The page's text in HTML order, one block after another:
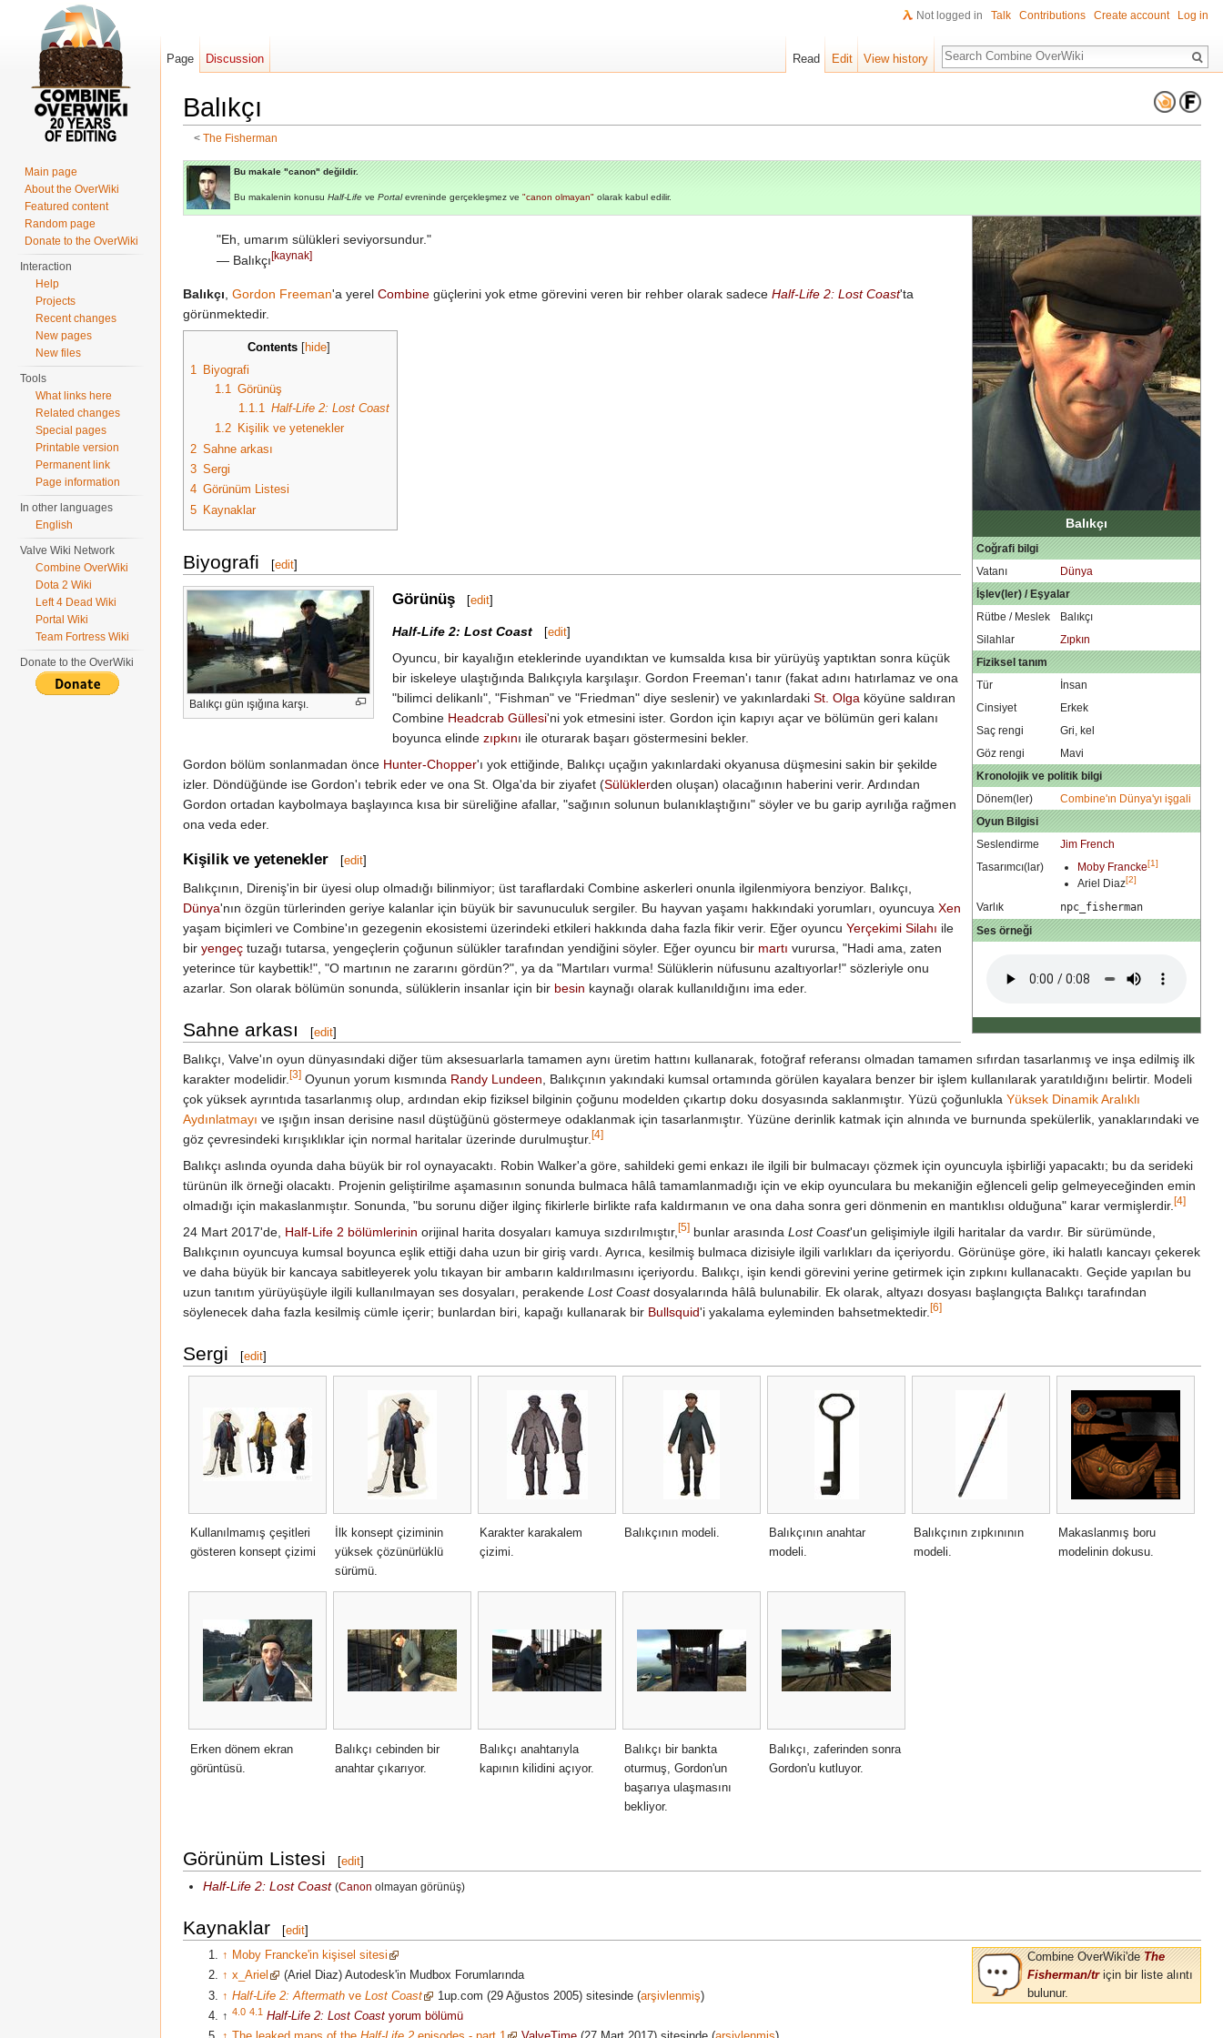
Balıkçı
< The Fisherman
Bu makale "canon" değildir.
Bu makalenin konusu Half-Life ve Portalevreninde gerçekleşmez ve "canon olmayan" olarak kabul edilir.
Balıkçı
Coğrafi bilgi
Vatanı
Dünya
İşlev(ler) / Eşyalar
Rütbe / Meslek
Balıkçı
Silahlar
Zıpkın
Fiziksel tanım
Tür
İnsan
Cinsiyet
Erkek
Saç rengi
Gri, kel
Göz rengi
Mavi
Kronolojik ve politik bilgi
Dönem(ler)
Combine'ın Dünya'yı işgali
Oyun Bilgisi
Seslendirme
Jim French
Tasarımcı(lar)
Moby Francke[1]
Ariel Diaz[2]
Varlık npc_fisherman
Ses örneği
"Eh, umarım sülükleri seviyorsundur."
― Balıkçı[kaynak]
Balıkçı Gordon Freeman'a yerel Combine güçlerini yok etme görevini veren bir rehber olarak sadece Half-Life 2: Lost Coast'ta
görünmektedir.
Contents[ hide]
1 Biyografi
1.1 Görünüş
1.1.1 Half-Life 2: Lost Coast
1.2
Kişilik ve yetenekler
2 Sahne arkası
3 Sergi
4 Görünüm Listesi
5 Kaynaklar
Biyografi [edit]
Balıkçı gün ışığına karşı.
Görünüş [edit]
Half-Life 2: Lost Coast [edit]
Oyuncu, bir kayalığın eteklerinde uyandıktan ve kumsalda kısa bir yürüyüş yaptıktan sonra küçük
bir iskeleye ulaştığında Balıkçıyla karşılaşır. Gordon Freeman'ı tanır (fakat adını hatırlamaz ve ona
"bilimci delikanlı", "Fishman" ve "Friedman" diye seslenir) ve yakınlardaki St. Olga köyüne saldıran
Combine Headcrab Güllesi'ni yok etmesini ister. Gordon için kapıyı açar ve bölümün geri kalanı
boyunca elinde zıpkını ile oturarak başarı göstermesini bekler.
Gordon bölüm sonlanmadan önce Hunter-Chopper'ı yok ettiğinde, Balıkçı uçağın yakınlardaki okyanusa düşmesini sakin bir şekilde
izler. Döndüğünde ise Gordon'ı tebrik eder ve ona St. Olga'da bir ziyafet (Sülüklerden oluşan) olacağının haberini verir. Ardından
Gordon ortadan kaybolmaya başlayınca kısa bir süreliğine afallar, "sağının solunun bulanıklaştığını" söyler ve bu garip ayrılığa rağmen
ona veda eder.
Kişilik ve yetenekler [edit]
Balıkçının, Direniş'in bir üyesi olup olmadığı bilinmiyor; üst taraflardaki Combine askerleri onunla ilgilenmiyora benziyor. Balıkçı,
Dünya'nın özgün türlerinden geriye kalanlar için büyük bir savunuculuk sergiler. Bu hayvan yaşamı hakkındaki yorumları, oyuncuya Xen
yaşam biçimleri ve Combine'ın gezegenin ekosistemi üzerindeki etkileri hakkında daha fazla fikir verir. Eğer oyuncu Yerçekimi Silahı ile
bir yengeç tuzağı tutarsa, yengeçlerin çoğunun sülükler tarafından yendiğini söyler. Eğer oyuncu bir martı vurursa, "Hadi ama, zaten
yeterince tür kaybettik!", "O martının ne zararını gördün?", ya da "Martıları vurma! Sülüklerin nüfusunu azaltıyorlar!" sözleriyle onu
azarlar. Son olarak bölümün sonunda, sülüklerin insanlar için bir besin kaynağı olarak kullanıldığını ima eder.
Sahne arkası [edit]
Balıkçı, Valve'ın oyun dünyasındaki diğer tüm aksesuarlarla tamamen aynı üretim hattını kullanarak, fotoğraf referansı olmadan tamamen sıfırdan tasarlanmış ve inşa edilmiş ilk
karakter modelidir.[3] Oyunun yorum kısmında Randy Lundeen, Balıkçının yakındaki kumsal ortamında görülen kayalara benzer bir işlem kullanılarak yaratıldığını belirtir. Modeli
çok yüksek ayrıntıda tasarlanmış olup, ardından ekip fiziksel bilginin çoğunu modelden çıkartıp doku dosyasında saklanmıştır. Yüzü çoğunlukla Yüksek Dinamik Aralıklı
Aydınlatmayı ve ışığın insan derisine nasıl düştüğünü göstermeye odaklanmak için tasarlanmıştır. Yüzüne derinlik katmak için alnında ve burnunda spekülerlik, yanaklarındaki ve
göz çevresindeki kırışıklıklar için normal haritalar üzerinde durulmuştur.[4]
Balıkçı aslında oyunda daha büyük bir rol oynayacaktı. Robin Walker'a göre, sahildeki gemi enkazı ile ilgili bir bulmacayı çözmek için oyuncuyla işbirliği yapacaktı; bu da serideki
türünün ilk örneği olacaktı. Projenin geliştirilme aşamasının sonunda bulmaca hâlâ tamamlanmadığı için ve ekip oyunculara bu mekaniğin eğlenceli gelip gelmeyeceğinden emin
olmadığı için makaslanmıştır. Sonunda, "bu sorunu diğer ilginç fikirlerle birlikte rafa kaldırmanın ve ona daha sonra geri dönmenin en mantıklısı olduğuna" karar vermişlerdir.[4]
24 Mart 2017'de, Half-Life 2 bölümlerinin orijinal harita dosyaları kamuya sızdırılmıştır,[5] bunlar arasında Lost Coast'un gelişimiyle ilgili haritalar da vardır. Bir sürümünde,
Balıkçının oyuncuya kumsal boyunca eşlik ettiği daha uzun bir giriş vardı. Ayrıca, kesilmiş bulmaca dizisiyle ilgili varlıkları da içeriyordu. Görünüşe göre, iki halatlı kancayı çekerek
ve daha büyük bir kancaya sabitleyerek yolu tıkayan bir ambarın kaldırılmasını içeriyordu. Balıkçı, işin kendi görevini yerine getirmek için zıpkını kullanacaktı. Geçide yapılan bu
uzun tanıtım yürüyüşüyle ​​ilgili kullanılmayan ses dosyaları, perakende Lost Coastdosyalarında hâlâ bulunabilir. Ek olarak, altyazı dosyası başlangıçta Balıkçı tarafından
söylenecek daha fazla kesilmiş cümle içerir; bunlardan biri, kapağı kullanarak bir Bullsquid'i yakalama eyleminden bahsetmektedir.[6]
Sergi [edit]
Kullanılmamış çeşitleri
gösteren konsept çizimi
İlk konsept çiziminin
yüksek çözünürlüklü
sürümü.
Karakter karakalem
çizimi.
Balıkçının modeli.
Balıkçının anahtar
modeli.
Balıkçının zıpkınının
modeli.
Makaslanmış boru
modelinin dokusu.
Erken dönem ekran
görüntüsü.
Balıkçı cebinden bir
anahtar çıkarıyor.
Balıkçı anahtarıyla
kapının kilidini açıyor.
Balıkçı bir bankta
oturmuş, Gordon'un
başarıya ulaşmasını
bekliyor.
Balıkçı, zaferinden sonra
Gordon'u kutluyor.
Görünüm Listesi [edit]
Half-Life 2: Lost Coast (Canon olmayan görünüş)
Kaynaklar [edit]
Combine OverWiki'deThe
Fisherman/triçin bir liste alıntı
bulunur.
↑ Moby Francke'in kişisel sitesi
↑ x_Ariel
(Ariel Diaz) Autodesk'in Mudbox Forumlarında
↑ Half-Life 2: Aftermathve Lost Coast 1up.com (29 Ağustos 2005) sitesinde (arşivlenmiş)
↑ 4.0 4.1 Half-Life 2: Lost Coast yorum bölümü
Not logged in Talk Contributions Create account Log in
Page Discussion Read Edit View history
Search
Main page
About the OverWiki
Featured content
Random page
Donate to the OverWiki
Interaction
Help
Projects
Recent changes
New pages
New files
Tools
What links here
Related changes
Special pages
Printable version
Permanent link
Page information
In other languages
English
Valve Wiki Network
Combine OverWiki
Dota 2 Wiki
Left 4 Dead Wiki
Portal Wiki
Team Fortress Wiki
Donate to the OverWiki